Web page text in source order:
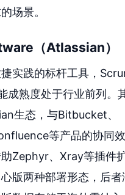
场景。
（Atlassian）
实践的标杆工具，
成熟度处于行业前列。
生态，与Bitbucket、
等产品的协同效
Zephyr、Xray等插件
版两种部署形态，后